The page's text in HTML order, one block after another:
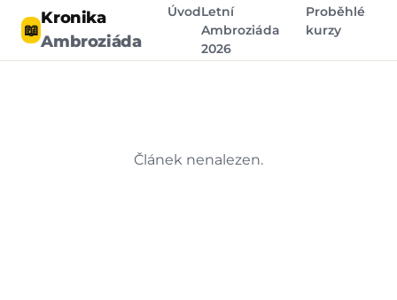
📖
Kronika
Ambroziáda
ÚvodLetní
Ambroziáda
2026
Proběhlé
kurzy
Článek nenalezen.